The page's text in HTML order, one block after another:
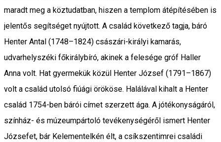
maradt meg a köztudatban, hiszen a templom átépítésében is
jelentős segítséget nyújtott. A család következő tagja, báró
Henter Antal (1748–1824) császári-királyi kamarás,
udvarhelyszéki főkirálybíró, akinek a felesége gróf Haller
Anna volt. Hat gyermekük közül Henter József (1791–1867)
volt a család utolsó fiúági örököse. Halálával kihalt a Henter
család 1754-ben bárói címet szerzett ága. A jótékonyságáról,
színház- és múzeumpártoló tevékenységéről ismert Henter
Józsefet, bár Kelementelkén élt, a csíkszentimrei családi